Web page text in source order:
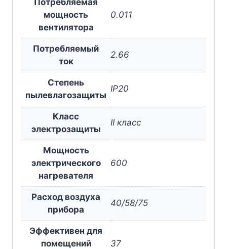
мощность
вентилятора
0.011
Потребляемый
ток
2.66
Степень
пылевлагозащиты
IP20
Класс
электрозащиты
II класс
Мощность
электрического
нагревателя
600
Расход воздуха
прибора
40/58/75
Эффективен для
помещений
37